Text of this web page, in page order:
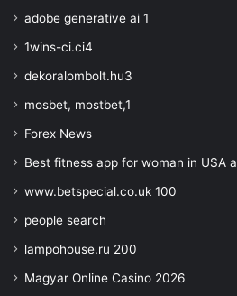
adobe generative ai 1
1wins-ci.ci4
dekoralombolt.hu3
mosbet, mostbet,1
Forex News
Best fitness app for woman in USA
www.betspecial.co.uk 100
people search
lampohouse.ru 200
Magyar Online Casino 2026